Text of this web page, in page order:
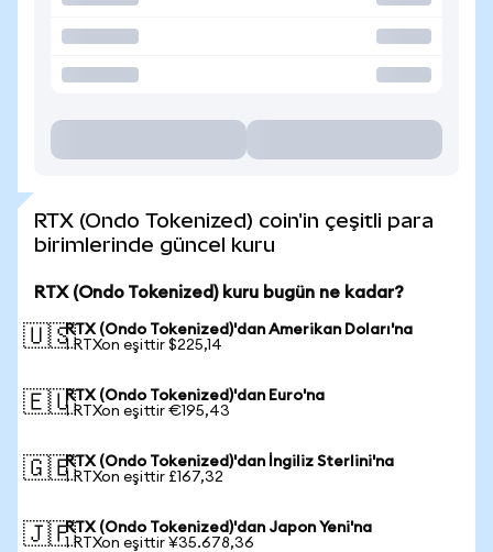
RTX (Ondo Tokenized) coin'in çeşitli para
birimlerinde güncel kuru
RTX (Ondo Tokenized) kuru bugün ne kadar?
🇺🇸RTX (Ondo Tokenized)'dan Amerikan Doları'na
1 RTXon eşittir $225,14
🇪🇺RTX (Ondo Tokenized)'dan Euro'na
1 RTXon eşittir €195,43
🇬🇧RTX (Ondo Tokenized)'dan İngiliz Sterlini'na
1 RTXon eşittir £167,32
🇯🇵RTX (Ondo Tokenized)'dan Japon Yeni'na
1 RTXon eşittir ¥35.678,36